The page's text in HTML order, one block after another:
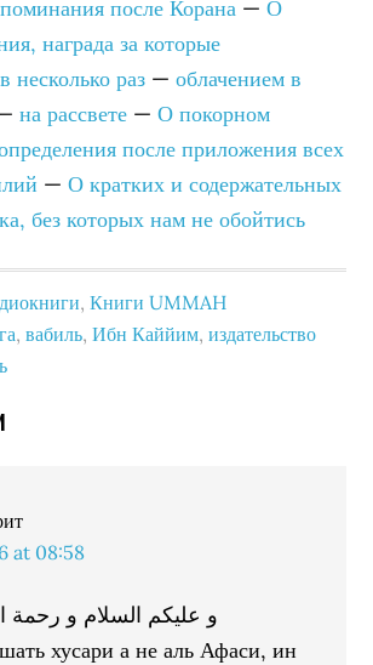
после Корана —О
награда за которые
несколько раз —облачением в
на рассвете —О покорном
после приложения всех
—О кратких и содержательных
без которых нам не обойтись
,Книги UMMAH
,вабиль,Ибн Каййим,издательство
at 08:58
و عليكم السلام و رحمة
хусари а не аль Афаси, ин